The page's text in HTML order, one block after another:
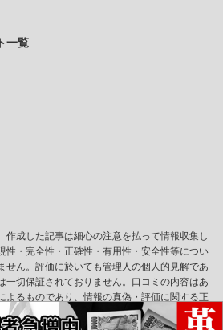
一覧
作成した記事は細心の注意を払って情報収集し
性・完全性・正確性・有用性・安全性等につい
せん。評価に於いても管理人の個人的見解であ
一切保証されておりません。口コミの内容はあ
よるものであり、情報の真偽・評価に関する正
おりません。また当サイトからリンクされてい
報の正確性、合法性等を当社が保証するもので